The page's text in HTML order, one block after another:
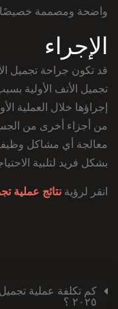
واضحة ومصممة خصيصًا
الإجراء
قد تكون جراحة تجميل
تجميل الأنف الأولية
إجراؤها خلال العملية
من أجزاء أخرى من
معالجة أي مشاكل
بشكل فريد لتلبية
انقر لرؤية نتائج عملية
كم تكلفة عملية
٢٠٢٥ ؟